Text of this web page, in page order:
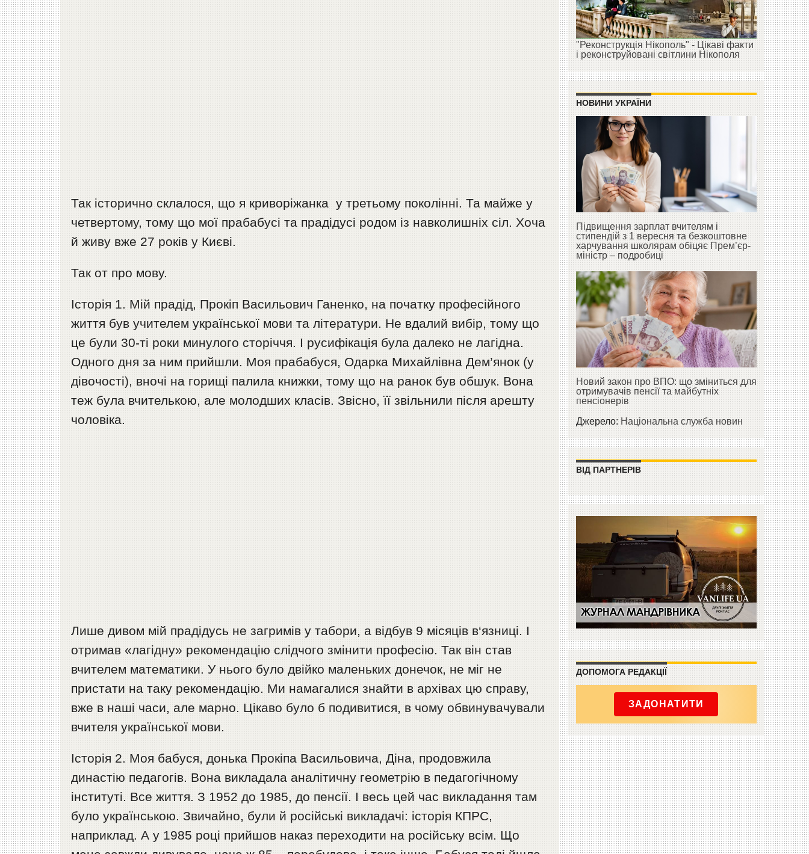
Так історично склалося, що я криворіжанка у третьому поколінні. Та майже у
четвертому, тому що мої прабабусі та прадідусі родом із навколишніх сіл. Хоча
й живу вже 27 років у Києві.
Так от про мову.
Історія 1. Мій прадід, Прокіп Васильович Ганенко, на початку професійного
життя був учителем української мови та літератури. Не вдалий вибір, тому що
це були 30-ті роки минулого сторіччя. І русифікація була далеко не лагідна.
Одного дня за ним прийшли. Моя прабабуся, Одарка Михайлівна Дем’янок (у
дівочості), вночі на горищі палила книжки, тому що на ранок був обшук. Вона
теж була вчителькою, але молодших класів. Звісно, її звільнили після арешту
чоловіка.
Лише дивом мій прадідусь не загримів у табори, а відбув 9 місяців в‘язниці. І
отримав «лагідну» рекомендацію слідчого змінити професію. Так він став
вчителем математики. У нього було двійко маленьких донечок, не міг не
пристати на таку рекомендацію. Ми намагалися знайти в архівах цю справу,
вже в наші часи, але марно. Цікаво було б подивитися, в чому обвинувачували
вчителя української мови.
Історія 2. Моя бабуся, донька Прокіпа Васильовича, Діна, продовжила
династію педагогів. Вона викладала аналітичну геометрію в педагогічному
інституті. Все життя. З 1952 до 1985, до пенсії. І весь цей час викладання там
було українською. Звичайно, були й російські викладачі: історія КПРС,
наприклад. А у 1985 році прийшов наказ переходити на російську всім. Що
"Реконструкція Нікополь" - Цікаві факти
і реконструйовані світлини Нікополя
НОВИНИ УКРАЇНИ
Підвищення зарплат вчителям і
стипендій з 1 вересня та безкоштовне
харчування школярам обіцяє Прем’єр-
міністр – подробиці
Новий закон про ВПО: що зміниться для
отримувачів пенсії та майбутніх
пенсіонерів
Джерело:Національна служба новин
ВІД ПАРТНЕРІВ
ДОПОМОГА РЕДАКЦІЇ
ЗАДОНАТИТИ